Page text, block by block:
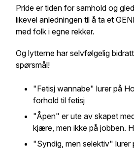
Pride er tiden for samhold og
likevel anledningen til å ta et
med folk i egne rekker.
Og lytterne har selvfølgelig
spørsmål!
"Fetisj wannabe" lurer på
forhold til fetisj
"Åpen" er ute av skapet
kjære, men ikke på jobben.
"Syndig, men selektiv" lurer